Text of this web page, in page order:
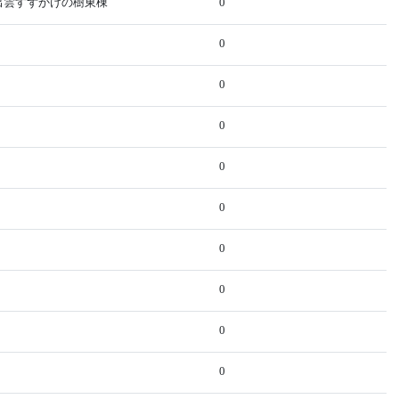
0
0
0
0
0
0
0
0
0